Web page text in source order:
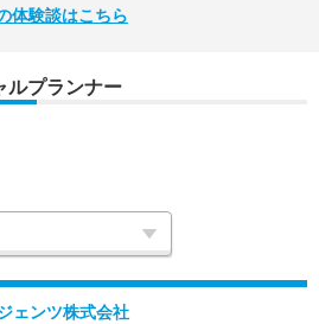
体験談はこちら
ルプランナー
ェンツ株式会社